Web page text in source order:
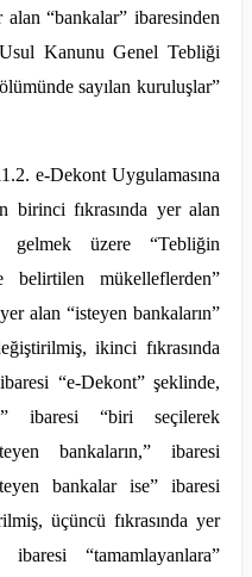
“bankalar” ibaresinden
Kanunu Genel Tebliği
sayılan kuruluşlar”
. e-Dekont Uygulamasına
birinci fıkrasında yer alan
gelmek üzere “Tebliğin
belirtilen mükelleflerden”
alan “isteyen bankaların”
ikinci fıkrasında
“e-Dekont” şeklinde,
ibaresi “biri seçilerek
bankaların,” ibaresi
bankalar ise” ibaresi
üçüncü fıkrasında yer
“tamamlayanlara”